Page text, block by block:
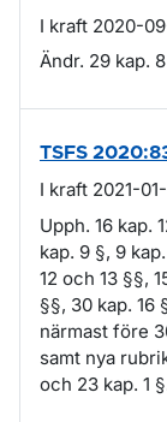
I kraft 2020-
Ändr. 29 kap.
TSFS
I kraft 2021-
Upph. 16 kap.
kap. 9 §, 9
12 och 13 §§,
§§, 30 kap. 16
närmast före
samt nya
och 23 kap. 1